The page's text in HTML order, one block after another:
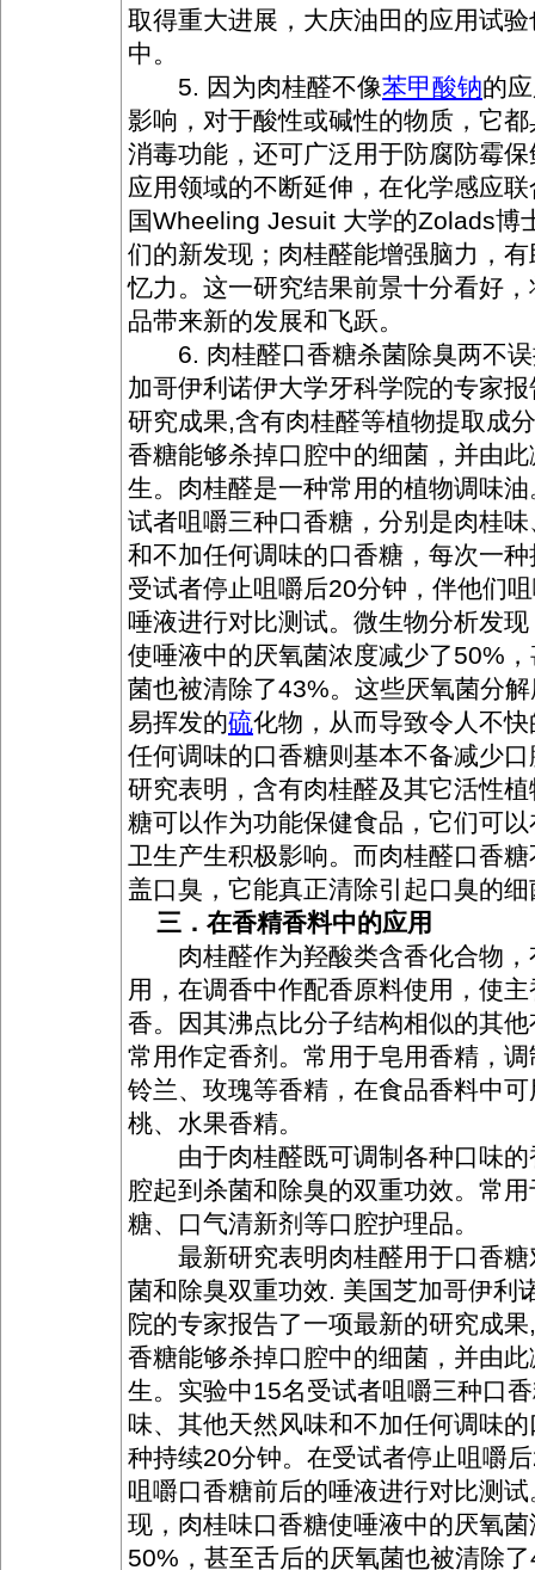
取得重大进展，大庆油田的应用试
中。
5. 因为肉桂醛不像苯甲酸钠的
影响，对于酸性或碱性的物质，它
消毒功能，还可广泛用于防腐防霉
应用领域的不断延伸，在化学感应
国Wheeling Jesuit 大学的Zolads博
们的新发现；肉桂醛能增强脑力，
忆力。这一研究结果前景十分看好
品带来新的发展和飞跃。
6. 肉桂醛口香糖杀菌除臭两不误
加哥伊利诺伊大学牙科学院的专家
研究成果,含有肉桂醛等植物提取成
香糖能够杀掉口腔中的细菌，并由
生。肉桂醛是一种常用的植物调味
试者咀嚼三种口香糖，分别是肉桂
和不加任何调味的口香糖，每次一
受试者停止咀嚼后20分钟，伴他们
唾液进行对比测试。微生物分析发
使唾液中的厌氧菌浓度减少了50%
菌也被清除了43%。这些厌氧菌分
易挥发的硫化物，从而导致令人不
任何调味的口香糖则基本不备减少
研究表明，含有肉桂醛及其它活性
糖可以作为功能保健食品，它们可
卫生产生积极影响。而肉桂醛口香
盖口臭，它能真正清除引起口臭的细
三．在香精香料中的应用
肉桂醛作为羟酸类含香化合物，
用，在调香中作配香原料使用，使
香。因其沸点比分子结构相似的其
常用作定香剂。常用于皂用香精，
铃兰、玫瑰等香精，在食品香料中
桃、水果香精。
由于肉桂醛既可调制各种口味的
腔起到杀菌和除臭的双重功效。常
糖、口气清新剂等口腔护理品。
最新研究表明肉桂醛用于口香糖
菌和除臭双重功效. 美国芝加哥伊利
院的专家报告了一项最新的研究成
香糖能够杀掉口腔中的细菌，并由
生。实验中15名受试者咀嚼三种口
味、其他天然风味和不加任何调味
种持续20分钟。在受试者停止咀嚼
咀嚼口香糖前后的唾液进行对比测
现，肉桂味口香糖使唾液中的厌氧
50%，甚至舌后的厌氧菌也被清除